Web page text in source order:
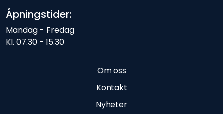
Åpningstider:
Mandag - Fredag
Kl. 07.30 - 15.30
Om oss
Kontakt
Nyheter